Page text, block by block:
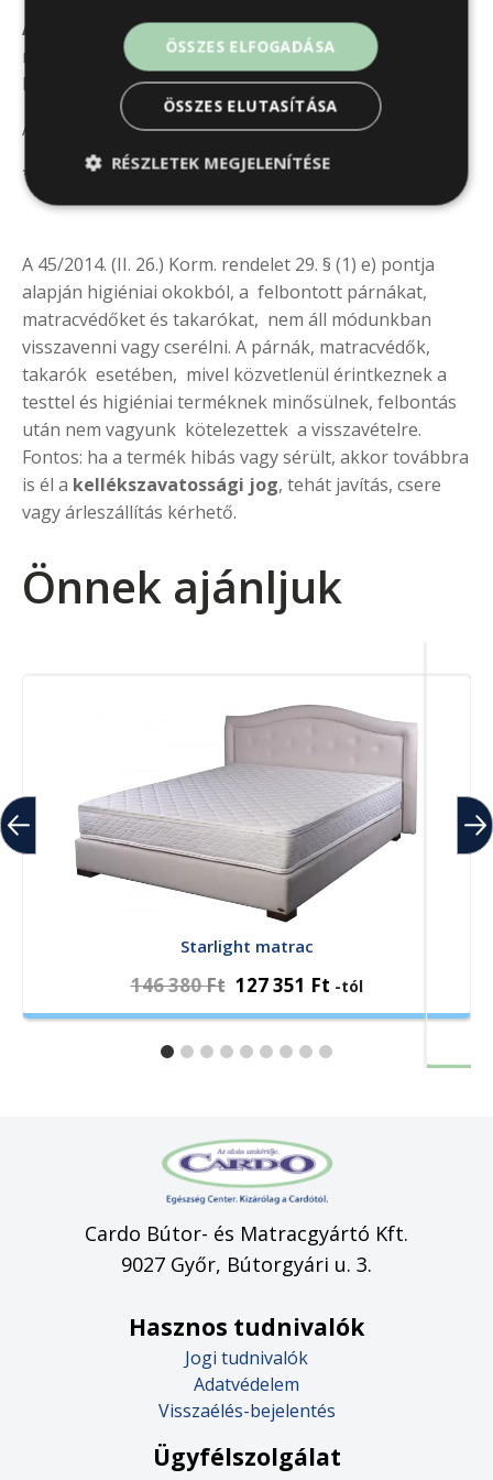
ÁPOLÁSI TANÁCS: A párna nem mosható. Nedves
ruhával törölje át, vagy szellőztesse (ne tegye ki
közvetlen napfénynek).
A mellékelt pamuthuzat 30 fokon mosható.
*A kép illusztráció
A 45/2014. (II. 26.) Korm. rendelet 29. § (1) e) pontja
alapján higiéniai okokból, a felbontott párnákat,
matracvédőket és takarókat, nem áll módunkban
visszavenni vagy cserélni. A párnák, matracvédők,
takarók esetében, mivel közvetlenül érintkeznek a
testtel és higiéniai terméknek minősülnek, felbontás
után nem vagyunk kötelezettek a visszavételre.
Fontos: ha a termék hibás vagy sérült, akkor továbbra
is él a kellékszavatossági jog, tehát javítás, csere
vagy árleszállítás kérhető.
Önnek ajánljuk
Starlight matrac
146 380Ft 127 351 Ft -tól
Cardo Bútor- és Matracgyártó Kft.
9027 Győr, Bútorgyári u. 3.
Hasznos tudnivalók
Jogi tudnivalók
Adatvédelem
Visszaélés-bejelentés
Ügyfélszolgálat
ÖSSZES ELFOGADÁSA
ÖSSZES ELUTASÍTÁSA
RÉSZLETEK MEGJELENÍTÉSE